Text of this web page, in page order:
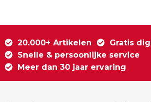
20.000+ Artikelen
Gratis
Snelle & persoonlijke service
Meer dan 30 jaar ervaring